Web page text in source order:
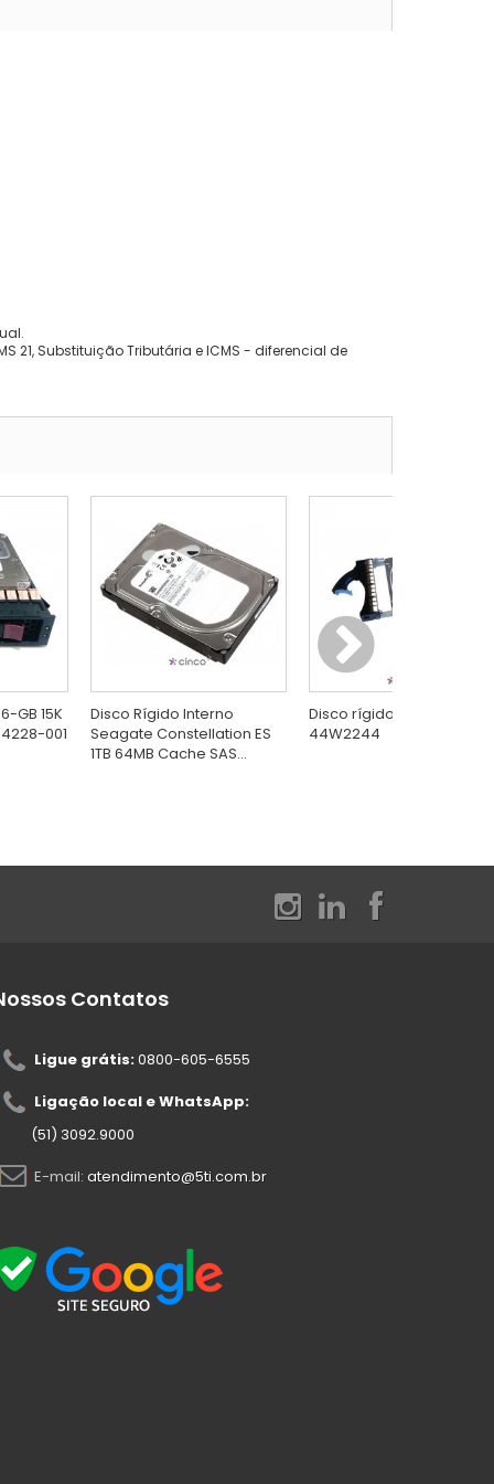
21, Substituição Tributária e ICMS - diferencial de
GB 15K
001
Disco Rígido Interno
Seagate Constellation ES
1TB 64MB Cache SAS...
Disco rígido IBM GB
44W2244
Contatos
Ligue grátis:0800-605-6555
Ligação local e WhatsApp:
(51) 3092.9000
E-mail: atendimento@5ti.com.br